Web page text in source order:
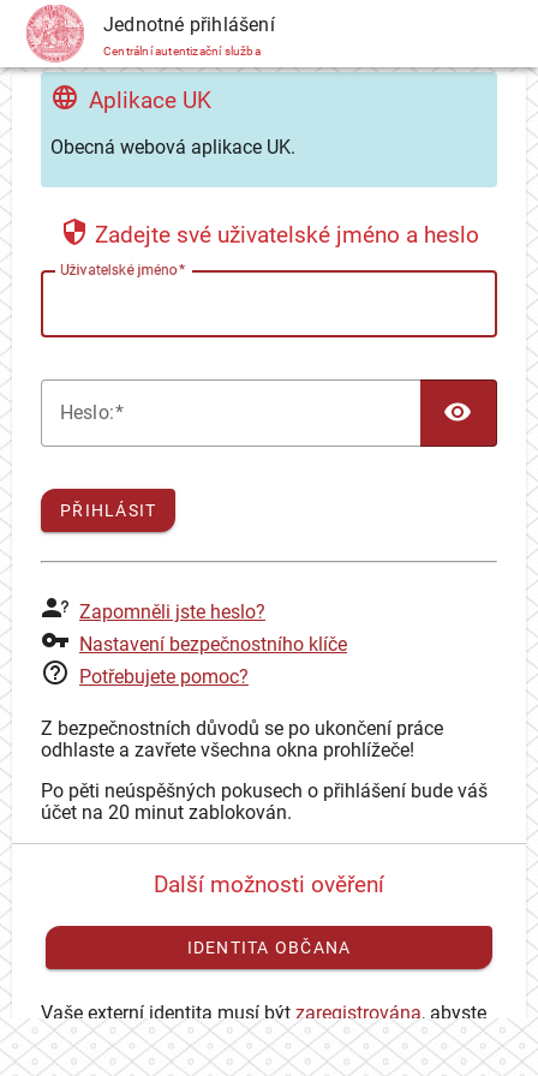
CAS Jednotné přihlášení
Centrální autentizační služba
Aplikace UK
Obecná webová aplikace UK.
Zadejte své uživatelské jméno a heslo
Uživatelské jméno
Heslo:
PŘIHLÁSIT
Zapomněli jste heslo?
Nastavení bezpečnostního klíče
Potřebujete pomoc?
Z bezpečnostních důvodů se po ukončení práce
odhlaste a zavřete všechna okna prohlížeče!
Po pěti neúspěšných pokusech o přihlášení bude váš
účet na 20 minut zablokován.
Další možnosti ověření
IDENTITA OBČANA
Vaše externí identita musí být zaregistrována, abyste
se mohli přihlásit ke svému CAS účtu.